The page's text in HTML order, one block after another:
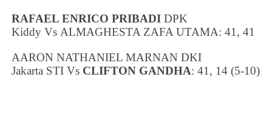
RAFAEL ENRICO PRIBADI DPK
KiddyVs ALMAGHESTA ZAFA UTAMA: 41, 41
AARON NATHANIEL MARNANDKI
Jakarta STIVs CLIFTON GANDHA: 41, 14 (5-10)